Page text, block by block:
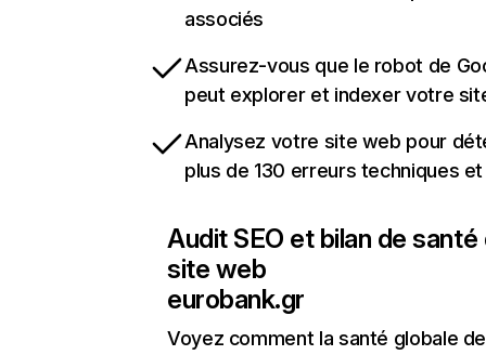
associés
Assurez-vous que le robot de
peut explorer et indexer votre
Analysez votre site web pour
plus de 130 erreurs techniques et
Audit SEO et bilan de santé
site web
eurobank.gr
Voyez comment la santé globale